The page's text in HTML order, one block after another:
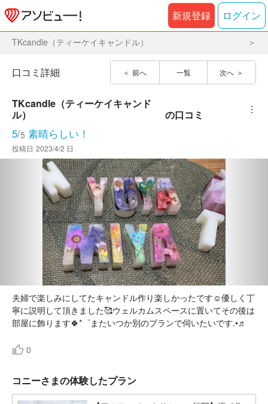
新規登録 ログイン
TKcandle（ティーケイキャンドル）
前へ 一覧 次へ
口コミ詳細
TKcandle（ティーケイキャンド
ル）
の口コミ ︙
5/5 素晴らしい！
投稿日 2023/4/2 日
夫婦で楽しみにしてたキャンドル作り楽しかったです☺️優しく丁
寧に説明して頂きました🥰ウェルカムスペースに置いてその後は
部屋に飾ります🍀*゜またいつか別のプランで伺いたいです.•♬
0
コニーさまの体験したプラン